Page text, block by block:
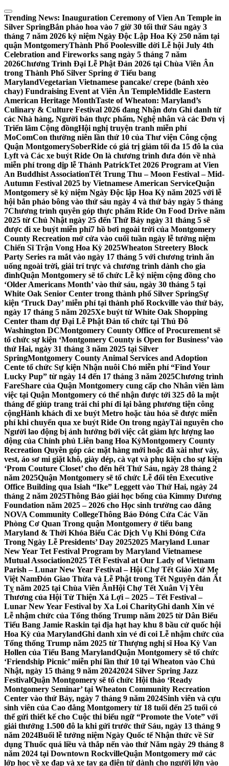
Skip
to
content
Trending News: Inauguration Ceremony of Vien An Temple in
Silver SpringBắn pháo hoa vào 7 giờ 30 tối thứ Sáu ngày 3
tháng 7 năm 2026 kỷ niệm Ngày Độc Lập Hoa Kỳ 250 năm tại
quận MontgomeryThành Phố Poolesville dời Lễ hội July 4th
Celebration and Fireworks sang ngày 5 tháng 7 năm
2026Chương Trình Đại Lễ Phật Đản 2026 tại Chùa Viên Ân
trong Thành Phố Silver Spring ở Tiểu bang
MarylandVegetarian Vietnamese pancake/ crepe (bánh xèo
chay) Fundraising Event at Viên Ân TempleMiddle Eastern
American Heritage MonthTaste of Wheaton: Maryland’s
Culinary & Culture Festival 2026 đang Nhận đơn Ghi danh từ
các Nhà hàng, Người bán thực phẩm, Nghệ nhân và các Đơn vị
Triển lãm Cộng đồngHội nghị truyện tranh miễn phí
MoComCon thường niên lần thứ 10 của Thư viện Công cộng
Quận MontgomerySoberRide có giá trị giảm tối đa 15 đô la của
Lyft và Các xe buýt Ride On là chương trình đưa đón về nhà
miễn phí trong dịp lễ Thánh PatrickTet 2026 Program at Vien
An Buddhist AssociationTết Trung Thu – Moon Festival – Mid-
Autumn Festival 2025 by Vietnamese American ServiceQuận
Montgomery sẽ kỷ niệm Ngày Độc lập Hoa Kỳ năm 2025 với lễ
hội bắn pháo bông vào thứ sáu ngày 4 và thứ bảy ngày 5 tháng
7Chương trình quyên góp thực phẩm Ride On Food Drive năm
2025 từ Chủ Nhật ngày 25 đến Thứ Bảy ngày 31 tháng 5 sẽ
được đi xe buýt miễn phí7 hồ bơi ngoài trời của Montgomery
County Recreation mở cửa vào cuối tuần ngày lễ tưởng niệm
Chiến Sĩ Trận Vong Hoa Kỳ 2025Wheaton Streetery Block
Party Series ra mắt vào ngày 17 tháng 5 với chương trình ăn
uống ngoài trời, giải trí trực và chương trình dành cho gia
đìnhQuận Montgomery sẽ tổ chức Lễ kỷ niệm cộng đồng cho
‘Older Americans Month’ vào thứ sáu, ngày 30 tháng 5 tại
White Oak Senior Center trong thành phố Silver SpringSự
kiện ‘Truck Day’ miễn phí tại thành phố Rockville vào thứ bảy,
ngày 17 tháng 5 năm 2025Xe buýt từ White Oak Shopping
Center tham dự Đại Lễ Phật Đản tổ chức tại Thủ Đô
Washington DCMontgomery County Office of Procurement sẽ
tổ chức sự kiện ‘Montgomery County is Open for Business’ vào
thứ Hai, ngày 31 tháng 3 năm 2025 tại Silver
SpringMontgomery County Animal Services and Adoption
Cente tổ chức Sự kiện Nhận nuôi Chó miễn phí “Find Your
Lucky Pup” từ ngày 14 đến 17 tháng 3 năm 2025Chương trình
FareShare của Quận Montgomery cung cấp cho Nhân viên làm
việc tại Quận Montgomery có thể nhận được tới 325 đô la một
tháng để giúp trang trải chi phí đi lại bằng phương tiện công
cộngHành khách đi xe buýt Metro hoặc tàu hỏa sẽ được miễn
phí khi chuyển qua xe buýt Ride On trong ngàyTài nguyên cho
Người lao động bị ảnh hưởng bởi việc cắt giảm lực lượng lao
động của Chính phủ Liên bang Hoa KỳMontgomery County
Recreation Quyên góp các mặt hàng mới hoặc đã xài như váy,
vest, áo sơ mi giặt khô, giày dép, cà vạt và phụ kiện cho sự kiện
‘Prom Couture Closet’ cho đến hết Thứ Sáu, ngày 28 tháng 2
năm 2025Quận Montgomery sẽ tổ chức Lễ đổi tên Executive
Office Building qua Isiah “Ike” Leggett vào Thứ Hai, ngày 24
tháng 2 năm 2025Thông Báo giải học bổng của Kimmy Dương
Foundation năm 2025 – 2026 cho Học sinh trường cao đẳng
NOVA Community CollegeThông Báo Đóng Cửa Các Văn
Phòng Cơ Quan Trong quận Montgomery ở tiểu bang
Maryland & Thời Khóa Biểu Các Dịch Vụ Khi Đóng Cửa
Trong Ngày Lễ Presidents’ Day 20252025 Maryland Lunar
New Year Tet Festival Program by Maryland Vietnamese
Mutual Association2025 Tết Festival at Our Lady of Vietnam
Parish – Lunar New Year Festival – Hội Chợ Tết Giáo Xứ Mẹ
Việt NamĐón Giao Thừa và Lễ Phật trong Tết Nguyên đán Ất
Tỵ năm 2025 tại Chùa Viên ÂnHội Chợ Tết Xuân Vị Yêu
Thương của Hội Từ Thiện Xá Lợi – 2025 – Tết Festival –
Lunar New Year Festival by Xa Loi CharityGhi danh Xin vé
Lễ nhậm chức của Tổng thống Trump năm 2025 từ Dân Biểu
Tiểu Bang Jamie Raskin tại địa hạt hay khu 8 bầu cử quốc hội
Hoa Kỳ của MarylandGhi danh xin vé đi coi Lễ nhậm chức của
Tổng thống Trump năm 2025 từ Thượng nghị sĩ Hoa Kỳ Van
Hollen của Tiểu Bang MarylandQuận Montgomery sẽ tổ chức
‘Friendship Picnic’ miễn phí lần thứ 10 tại Wheaton vào Chủ
Nhật, ngày 15 tháng 9 năm 20242024 Silver Spring Jazz
FestivalQuận Montgomery sẽ tổ chức Hội thảo ‘Ready
Montgomery Seminar’ tại Wheaton Community Recreation
Center vào thứ Bảy, ngày 7 tháng 9 năm 2024Sinh viên và cựu
sinh viên của Cao đẳng Montgomery từ 18 tuổi đến 25 tuổi có
thể gửi thiết kế cho Cuộc thi biểu ngữ “Promote the Vote” với
giải thưởng 1.500 đô la khi gửi trước thứ Sáu, ngày 13 tháng 9
năm 2024Buổi lễ tưởng niệm Ngày Quốc tế Nhận thức về Sử
dụng Thuốc quá liều và thắp nến vào thứ Năm ngày 29 tháng 8
năm 2024 tại Downtown RockvilleQuận Montgomery mở các
lớp học về xe đạp và xe tay ga điện tử dành cho người lớn vào